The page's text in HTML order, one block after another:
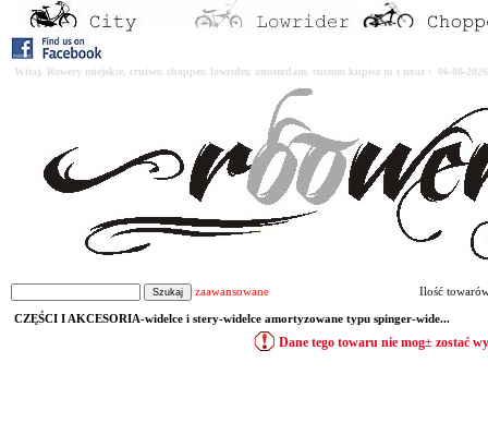
Witaj. Rowery miejskie, cruiser, chopper, lowrider, amsterdam, custom kupisz tu i teraz : 06-08-
zaawansowane Ilość
CZĘŚCI I AKCESORIA-widelce i stery-widelce amortyzowane typu spinger-wide...
Dane tego towaru nie mog± zostać